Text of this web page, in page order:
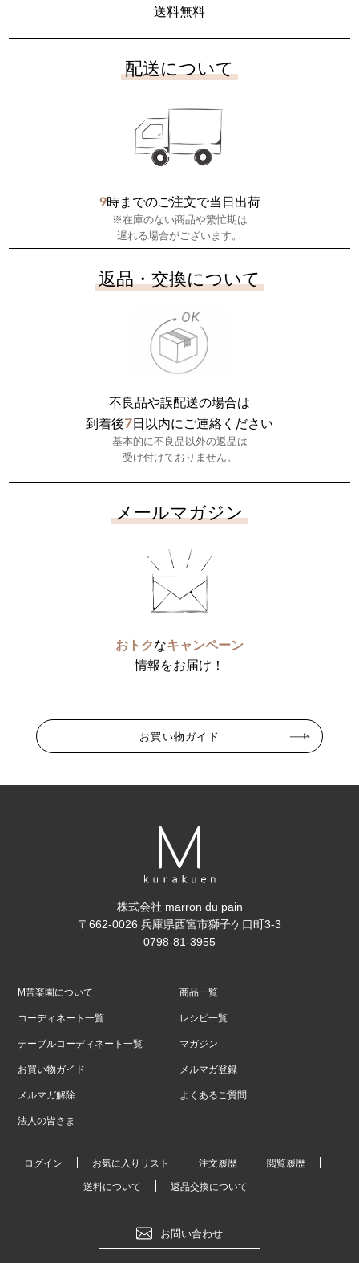
送料無料
配送について
9時までのご注文で当日出荷
※在庫のない商品や繁忙期は
遅れる場合がございます。
返品・交換について
不良品や誤配送の場合は
到着後7日以内にご連絡ください
基本的に不良品以外の返品は
受け付けておりません。
メールマガジン
おトクなキャンペーン
情報をお届け！
お買い物ガイド
株式会社 marron du pain
〒662-0026 兵庫県西宮市獅子ケ口町3-3
0798-81-3955
M苦楽園について 商品一覧
コーディネート一覧 レシピ一覧
テーブルコーディネート一覧 マガジン
お買い物ガイド メルマガ登録
メルマガ解除 よくあるご質問
法人の皆さま
ログイン お気に入りリスト 注文履歴 閲覧履歴
送料について 返品交換について
お問い合わせ